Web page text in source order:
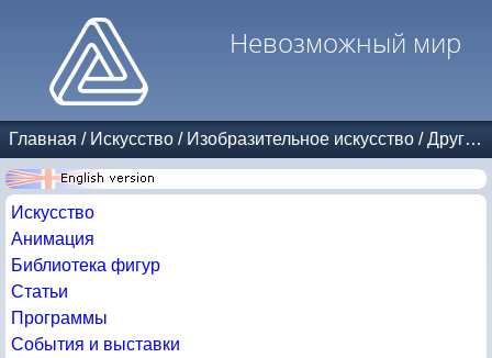
Невозможный мир
Главная / Искусство / Изобразительное искусство /Другие авторы
Искусство
Анимация
Библиотека фигур
Статьи
Программы
События и выставки